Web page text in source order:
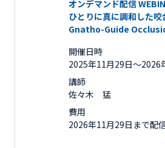
オンデマンド配信
ひとりに真に調和した
Gnatho-Guide
開催日時
2025年11月29日〜
講師
佐々木 猛
費用
2026年11月29日まで